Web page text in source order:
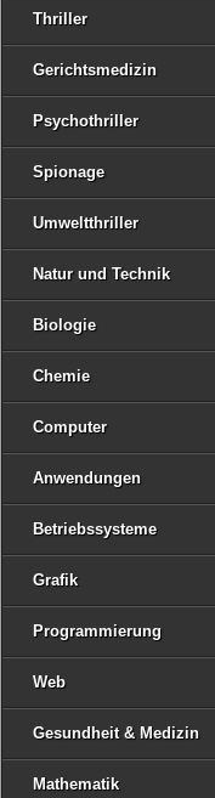
Thriller
Gerichtsmedizin
Psychothriller
Spionage
Umweltthriller
Natur und Technik
Biologie
Chemie
Computer
Anwendungen
Betriebssysteme
Grafik
Programmierung
Web
Gesundheit & Medizin
Mathematik